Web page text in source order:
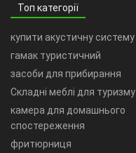
Топ категорії
купити акустичну систему
гамак туристичний
засоби для прибирання
Складні меблі для туризму
камера для домашнього
спостереження
фритюрниця